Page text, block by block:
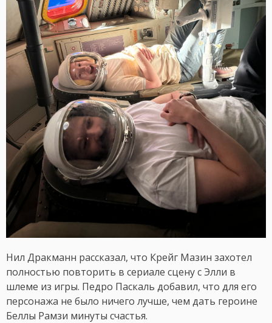
Нил Дракманн рассказал, что Крейг Мазин захотел
полностью повторить в сериале сцену с Элли в
шлеме из игры. Педро Паскаль добавил, что для его
персонажа не было ничего лучше, чем дать героине
Беллы Рамзи минуты счастья.